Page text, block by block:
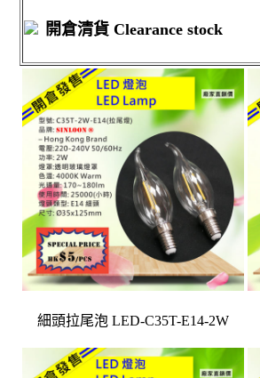
開倉清貨 Clearance stock
細頭拉尾泡 LED-C35T-E14-2W